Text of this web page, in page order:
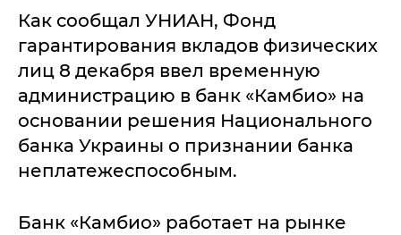
Как сообщал УНИАН, Фонд
гарантирования вкладов физических
лиц 8 декабря ввел временную
администрацию в банк «Камбио» на
основании решения Национального
банка Украины о признании банка
неплатежеспособным.
Банк «Камбио» работает на рынке